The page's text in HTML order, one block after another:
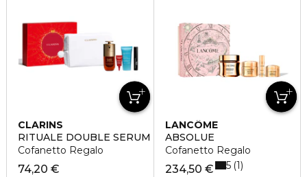
CLARINS
RITUALE DOUBLE SERUM & HYDRA-ESSENTIEL
Cofanetto Regalo
74,20 €
LANCÔME
ABSOLUE
Cofanetto Regalo
234,50 €
5 1